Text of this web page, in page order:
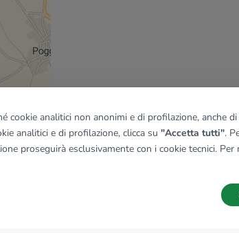
analitici non anonimi e di profilazione, anche
analitici e di profilazione, clicca su "Accetta tutti".
proseguirà esclusivamente con i cookie tecnici.